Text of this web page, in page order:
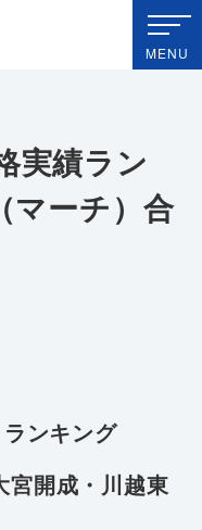
埼玉新聞社 高校受験ナビ
MENU
実績ラン
マーチ）合
ンキング
宮開成・川越東